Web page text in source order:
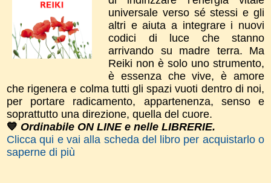
universale verso sé stessi e gli
altri e aiuta a integrare i nuovi
codici di luce che stanno
arrivando su madre terra. Ma
Reiki non è solo uno strumento,
è essenza che vive, è amore
che rigenera e colma tutti gli spazi vuoti dentro di noi,
per portare radicamento, appartenenza, senso e
soprattutto una direzione, quella del cuore.
💙 Ordinabile ON LINE e nelle LIBRERIE.
Clicca qui e vai alla scheda del libro per acquistarlo o
saperne di più